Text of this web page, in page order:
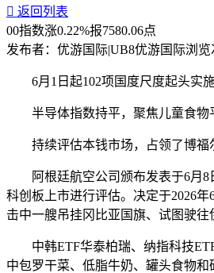
 返回列表
00指数涨0.22%报7580.06点
发布者： 优游国际|UB8优游国际浏览
6月1日起102项国度尺度起头实施
半导体指数持平，聚焦儿童食物平
持续评估本钱市场，占领了博福尔
阿根廷航空公司颁布发表于6月8
科创板上市进行评估。决定于2026
击中一艘吊挂冈比亚国旗、试图驶往
中韩ETF华泰柏瑞、纳指科技ETF
中包罗干菜、低脂牛奶、罐头食物